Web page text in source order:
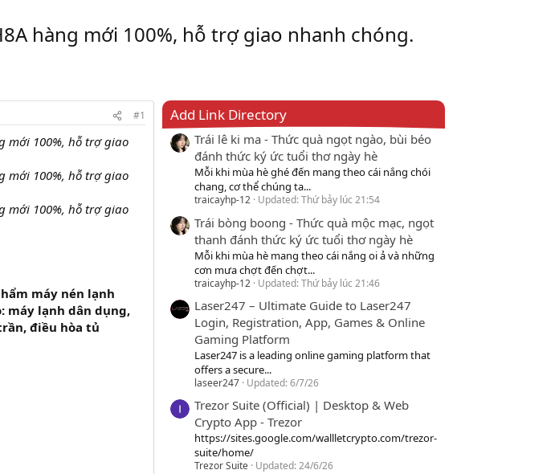
hàng mới 100%, hỗ trợ giao nhanh chóng.
#1
mới 100%, hỗ trợ giao
mới 100%, hỗ trợ giao
mới 100%, hỗ trợ giao
máy nén lạnh
máy lạnh dân dụng,
điều hòa tủ
Add Link Directory
Trái lê ki ma - Thức quà ngọt ngào, bùi béo
đánh thức ký ức tuổi thơ ngày hè
Mỗi khi mùa hè ghé đến mang theo cái nắng chói
chang, cơ thể chúng ta...
traicayhp-12 Updated:Thứ bảy lúc 21:54
Trái bòng boong - Thức quà mộc mạc, ngọt
thanh đánh thức ký ức tuổi thơ ngày hè
Mỗi khi mùa hè mang theo cái nắng oi ả và những
cơn mưa chợt đến chợt...
traicayhp-12 Updated:Thứ bảy lúc 21:46
Laser247 – Ultimate Guide to Laser247
Login, Registration, App, Games & Online
Gaming Platform
Laser247 is a leading online gaming platform that
offers a secure...
laseer247 Updated:6/7/26
Trezor Suite (Official) | Desktop & Web
Crypto App - Trezor
https://sites.google.com/wallletcrypto.com/trezor-
suite/home/
Trezor Suite Updated:24/6/26